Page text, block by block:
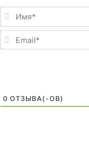
0 ОТЗЫВA(-ОВ)